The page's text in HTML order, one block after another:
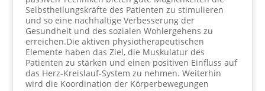
Selbstheilungskräfte des Patienten zu stimulieren
und so eine nachhaltige Verbesserung der
Gesundheit und des sozialen Wohlergehens zu
erreichen.Die aktiven physiotherapeutischen
Elemente haben das Ziel, die Muskulatur des
Patienten zu stärken und einen positiven Einfluss auf
das Herz-Kreislauf-System zu nehmen. Weiterhin
wird die Koordination der Körperbewegungen